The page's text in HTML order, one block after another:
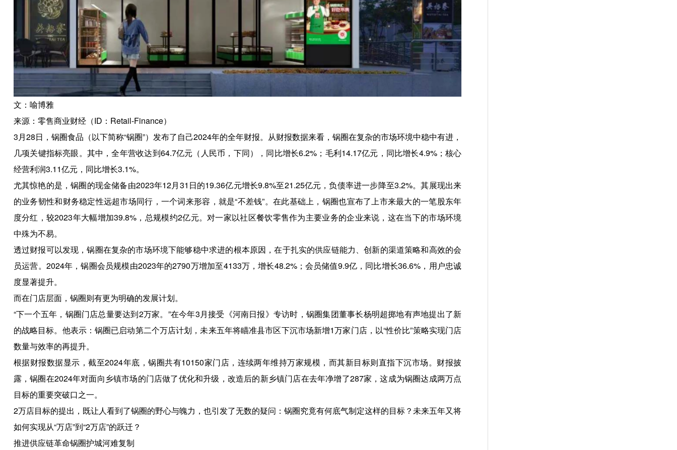
文：喻博雅
来源：零售商业财经（ID：Retail-Finance）
3月28日，锅圈食品（以下简称“锅圈”）发布了自己2024年的全年财报。从财报数据来看，锅圈在复杂的市场环境中稳中有进，
几项关键指标亮眼。其中，全年营收达到64.7亿元（人民币，下同），同比增长6.2%；毛利14.17亿元，同比增长4.9%；核心
经营利润3.11亿元，同比增长3.1%。
尤其惊艳的是，锅圈的现金储备由2023年12月31日的19.36亿元增长9.8%至21.25亿元，负债率进一步降至3.2%。其展现出来
的业务韧性和财务稳定性远超市场同行，一个词来形容，就是“不差钱”。在此基础上，锅圈也宣布了上市来最大的一笔股东年
度分红，较2023年大幅增加39.8%，总规模约2亿元。对一家以社区餐饮零售作为主要业务的企业来说，这在当下的市场环境
中殊为不易。
透过财报可以发现，锅圈在复杂的市场环境下能够稳中求进的根本原因，在于扎实的供应链能力、创新的渠道策略和高效的会
员运营。2024年，锅圈会员规模由2023年的2790万增加至4133万，增长48.2%；会员储值9.9亿，同比增长36.6%，用户忠诚
度显著提升。
而在门店层面，锅圈则有更为明确的发展计划。
“下一个五年，锅圈门店总量要达到2万家。”在今年3月接受《河南日报》专访时，锅圈集团董事长杨明超掷地有声地提出了新
的战略目标。他表示：锅圈已启动第二个万店计划，未来五年将瞄准县市区下沉市场新增1万家门店，以“性价比”策略实现门店
数量与效率的再提升。
根据财报数据显示，截至2024年底，锅圈共有10150家门店，连续两年维持万家规模，而其新目标则直指下沉市场。财报披
露，锅圈在2024年对面向乡镇市场的门店做了优化和升级，改造后的新乡镇门店在去年净增了287家，这成为锅圈达成两万点
目标的重要突破口之一。
2万店目标的提出，既让人看到了锅圈的野心与魄力，也引发了无数的疑问：锅圈究竟有何底气制定这样的目标？未来五年又将
如何实现从“万店”到“2万店”的跃迁？
推进供应链革命锅圈护城河难复制